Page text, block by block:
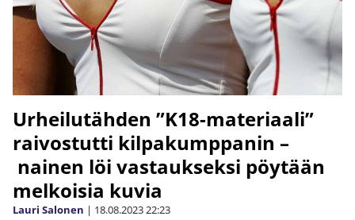
Urheilutähden ”K18-materiaali”
raivostutti kilpakumppanin –
nainen löi vastaukseksi pöytään
melkoisia kuvia
Lauri Salonen | 18.08.202322:23